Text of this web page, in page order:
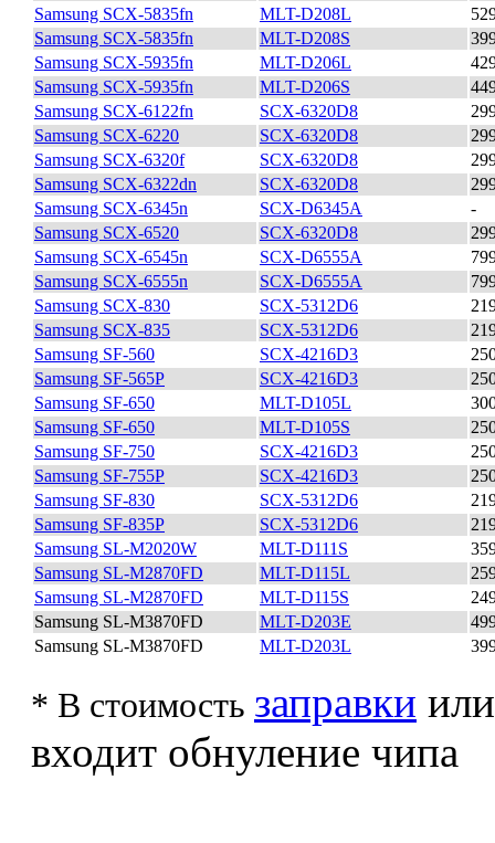
Samsung SCX-5835fn
MLT-D208L
Samsung SCX-5835fn
MLT-D208S
Samsung SCX-5935fn
MLT-D206L
Samsung SCX-5935fn
MLT-D206S
Samsung SCX-6122fn
SCX-6320D8
Samsung SCX-6220
SCX-6320D8
Samsung SCX-6320f
SCX-6320D8
Samsung SCX-6322dn
SCX-6320D8
Samsung SCX-6345n
SCX-D6345A
-
Samsung SCX-6520
SCX-6320D8
Samsung SCX-6545n
SCX-D6555A
Samsung SCX-6555n
SCX-D6555A
Samsung SCX-830
SCX-5312D6
Samsung SCX-835
SCX-5312D6
Samsung SF-560
SCX-4216D3
Samsung SF-565P
SCX-4216D3
Samsung SF-650
MLT-D105L
Samsung SF-650
MLT-D105S
Samsung SF-750
SCX-4216D3
Samsung SF-755P
SCX-4216D3
Samsung SF-830
SCX-5312D6
Samsung SF-835P
SCX-5312D6
Samsung SL-M2020W
MLT-D111S
Samsung SL-M2870FD
MLT-D115L
Samsung SL-M2870FD
MLT-D115S
Samsung SL-M3870FD
MLT-D203E
Samsung SL-M3870FD
MLT-D203L
* В стоимость заправки
входит обнуление чипа